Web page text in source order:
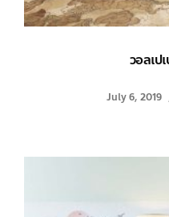
วอลเป
July 6, 2019